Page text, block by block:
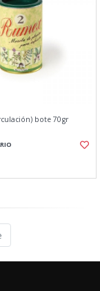
bote 70gr